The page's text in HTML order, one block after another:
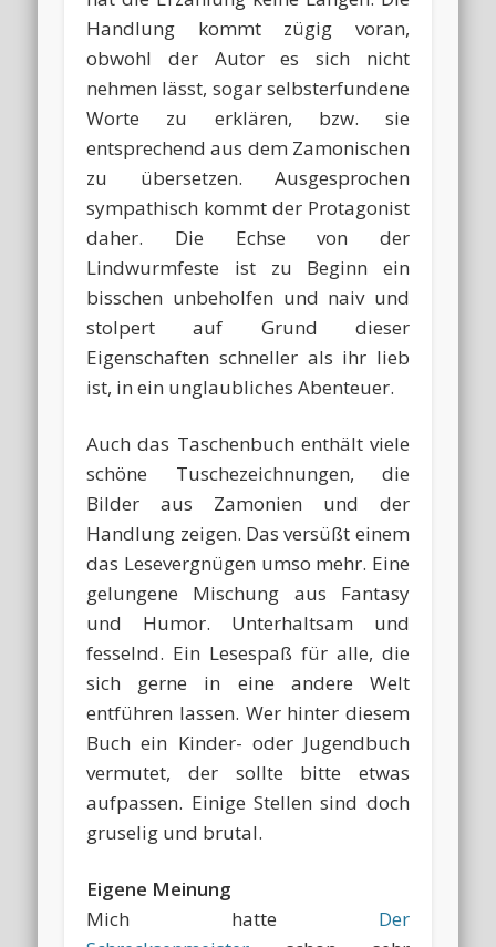
Handlung kommt zügig voran,
obwohl der Autor es sich nicht
nehmen lässt, sogar selbsterfundene
Worte zu erklären, bzw. sie
entsprechend aus dem Zamonischen
zu übersetzen. Ausgesprochen
sympathisch kommt der Protagonist
daher. Die Echse von der
Lindwurmfeste ist zu Beginn ein
bisschen unbeholfen und naiv und
stolpert auf Grund dieser
Eigenschaften schneller als ihr lieb
ist, in ein unglaubliches Abenteuer.
Auch das Taschenbuch enthält viele
schöne Tuschezeichnungen, die
Bilder aus Zamonien und der
Handlung zeigen. Das versüßt einem
das Lesevergnügen umso mehr. Eine
gelungene Mischung aus Fantasy
und Humor. Unterhaltsam und
fesselnd. Ein Lesespaß für alle, die
sich gerne in eine andere Welt
entführen lassen. Wer hinter diesem
Buch ein Kinder- oder Jugendbuch
vermutet, der sollte bitte etwas
aufpassen. Einige Stellen sind doch
gruselig und brutal.
Eigene Meinung
Mich hatte Der